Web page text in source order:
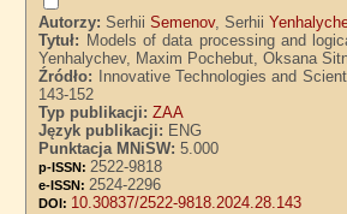
Autorzy:SerhiiSemenov, Serhii
Tytuł: Models of data processing and
Yenhalychev, Maxim Pochebut, Oksana
Źródło:
Innovative Technologies and
143-152
Typ publikacji:ZAA
Język publikacji: ENG
Punktacja MNiSW:5.000
p-ISSN: 2522-9818
e-ISSN: 2524-2296
DOI: 10.30837/2522-9818.2024.28.143